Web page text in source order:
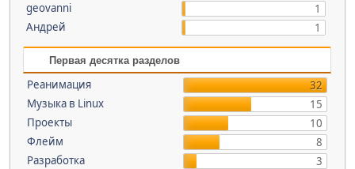
geovanni
1
Андрей
1
Первая десятка разделов
Реанимация
32
Музыка в Linux
15
Проекты
10
Флейм
8
Разработка
3